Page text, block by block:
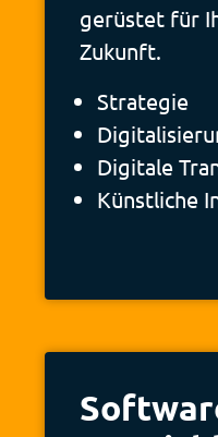
gerüstet für
Zukunft.
Strategie
Digitale
Künstliche